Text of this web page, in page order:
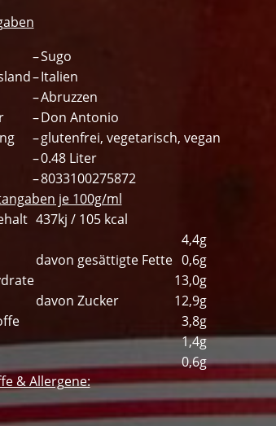
–Sugo
–Italien
–Abruzzen
–Don Antonio
–glutenfrei, vegetarisch, vegan
–0.48 Liter
–8033100275872
je 100g/ml
437kj / 105 kcal
4,4g
davon gesättigte Fette 0,6g
13,0g
davon Zucker
12,9g
3,8g
1,4g
0,6g
& Allergene: